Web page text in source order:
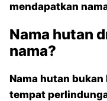
mendapatkan
Nama hutan
nama?
Nama hutan
tempat